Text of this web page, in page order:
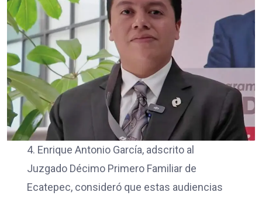
4. Enrique Antonio García, adscrito al
Juzgado Décimo Primero Familiar de
Ecatepec, consideró que estas audiencias